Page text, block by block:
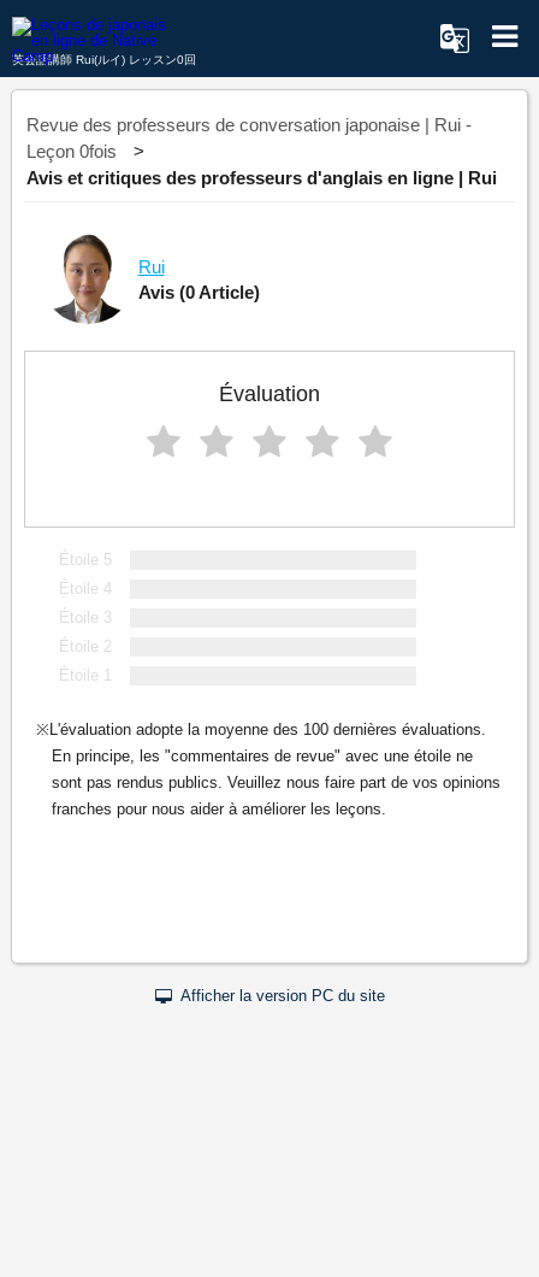
英会話講師 Rui(ルイ) レッスン0回
Revue des professeurs de conversation japonaise | Rui -
Leçon 0fois
Avis et critiques des professeurs d'anglais en ligne | Rui
Rui
Avis (0 Article)
Évaluation
Étoile 5
Étoile 4
Étoile 3
Étoile 2
Étoile 1
L'évaluation adopte la moyenne des 100 dernières évaluations.
En principe, les "commentaires de revue" avec une étoile ne
sont pas rendus publics. Veuillez nous faire part de vos opinions
franches pour nous aider à améliorer les leçons.
Afficher la version PC du site